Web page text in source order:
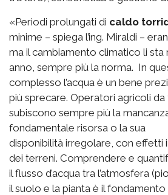
«Periodi prolungati di caldo
minime – spiega l’ing. Miraldi –
ma il cambiamento climatico li sta
anno, sempre più la norma. In
complesso l’acqua è un bene
più sprecare. Operatori agricoli
subiscono sempre più la
fondamentale risorsa o la sua
disponibilità irregolare, con effetti
dei terreni. Comprendere e
il flusso d’acqua tra l’atmosfera
il suolo e la pianta è il